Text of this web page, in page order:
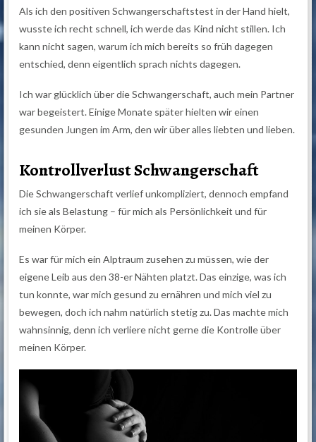
Als ich den positiven Schwangerschaftstest in der Hand hielt,
wusste ich recht schnell, ich werde das Kind nicht stillen. Ich
kann nicht sagen, warum ich mich bereits so früh dagegen
entschied, denn eigentlich sprach nichts dagegen.
Ich war glücklich über die Schwangerschaft, auch mein Partner
war begeistert. Einige Monate später hielten wir einen
gesunden Jungen im Arm, den wir über alles liebten und lieben.
Kontrollverlust Schwangerschaft
Die Schwangerschaft verlief unkompliziert, dennoch empfand
ich sie als Belastung – für mich als Persönlichkeit und für
meinen Körper.
Es war für mich ein Alptraum zusehen zu müssen, wie der
eigene Leib aus den 38-er Nähten platzt. Das einzige, was ich
tun konnte, war mich gesund zu ernähren und mich viel zu
bewegen, doch ich nahm natürlich stetig zu. Das machte mich
wahnsinnig, denn ich verliere nicht gerne die Kontrolle über
meinen Körper.